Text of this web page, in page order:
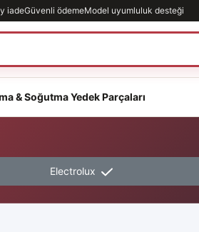
iadeGüvenli ödemeModel uyumluluk desteği
& Soğutma Yedek Parçaları
Electrolux